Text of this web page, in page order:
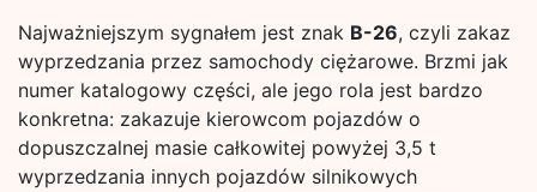
Najważniejszym sygnałem jest znak B-26, czyli zakaz
wyprzedzania przez samochody ciężarowe. Brzmi jak
numer katalogowy części, ale jego rola jest bardzo
konkretna: zakazuje kierowcom pojazdów o
dopuszczalnej masie całkowitej powyżej 3,5 t
wyprzedzania innych pojazdów silnikowych